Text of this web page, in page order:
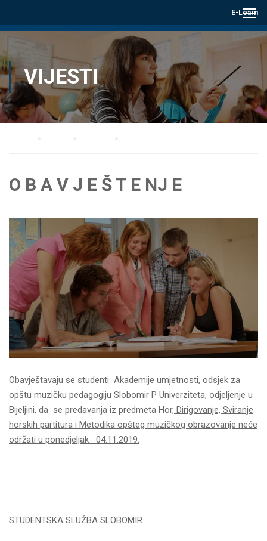
E-Learn
VIJESTI
O B A V J E Š T E NJ E
Obavještavaju se studenti Akademije umjetnosti, odsjek za
opštu muzičku pedagogiju Slobomir P Univerziteta, odjeljenje u
Bijeljini, da se predavanja iz predmeta Hor, Dirigovanje, Sviranje
horskih partitura i Metodika opšteg muzičkog obrazovanje neće
održati u ponedjeljak 04.11.2019.
STUDENTSKA SLUŽBA SLOBOMIR